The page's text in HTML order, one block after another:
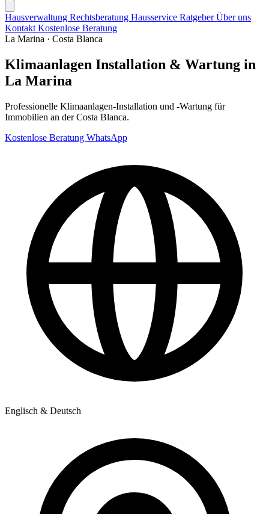
Hausverwaltung Rechtsberatung Hausservice RatgeberÜber uns
Kontakt Kostenlose Beratung
La Marina · Costa Blanca
Klimaanlagen Installation & Wartung in
La Marina
Professionelle Klimaanlagen-Installation und -Wartung für
Immobilien an der Costa Blanca.
Kostenlose Beratung WhatsApp
Englisch & Deutsch